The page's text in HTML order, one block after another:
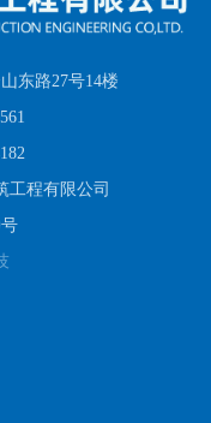
东路27号14楼
工程有限公司